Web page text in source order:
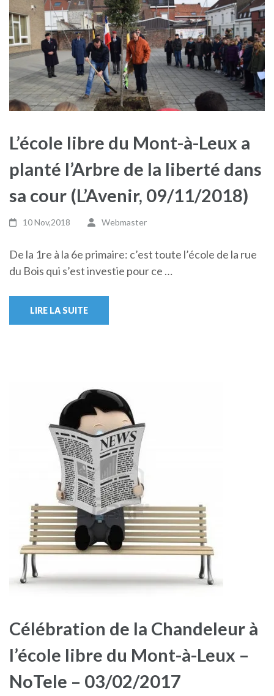
L’école libre du Mont-à-Leux a
planté l’Arbre de la liberté dans
sa cour (L’Avenir, 09/11/2018)
10 Nov,2018 Webmaster
De la 1re à la 6e primaire: c’est toute l’école de la rue
du Bois qui s’est investie pour ce …
LIRE LA SUITE
Célébration de la Chandeleur à
l’école libre du Mont-à-Leux –
NoTele – 03/02/2017